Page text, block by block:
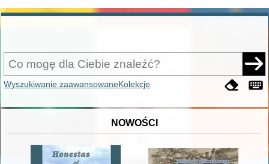
Wyszukiwanie zaawansowaneKolekcje
NOWOŚCI